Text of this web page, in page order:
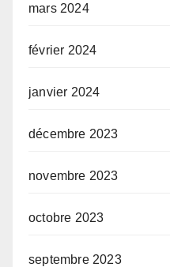
mars 2024
février 2024
janvier 2024
décembre 2023
novembre 2023
octobre 2023
septembre 2023